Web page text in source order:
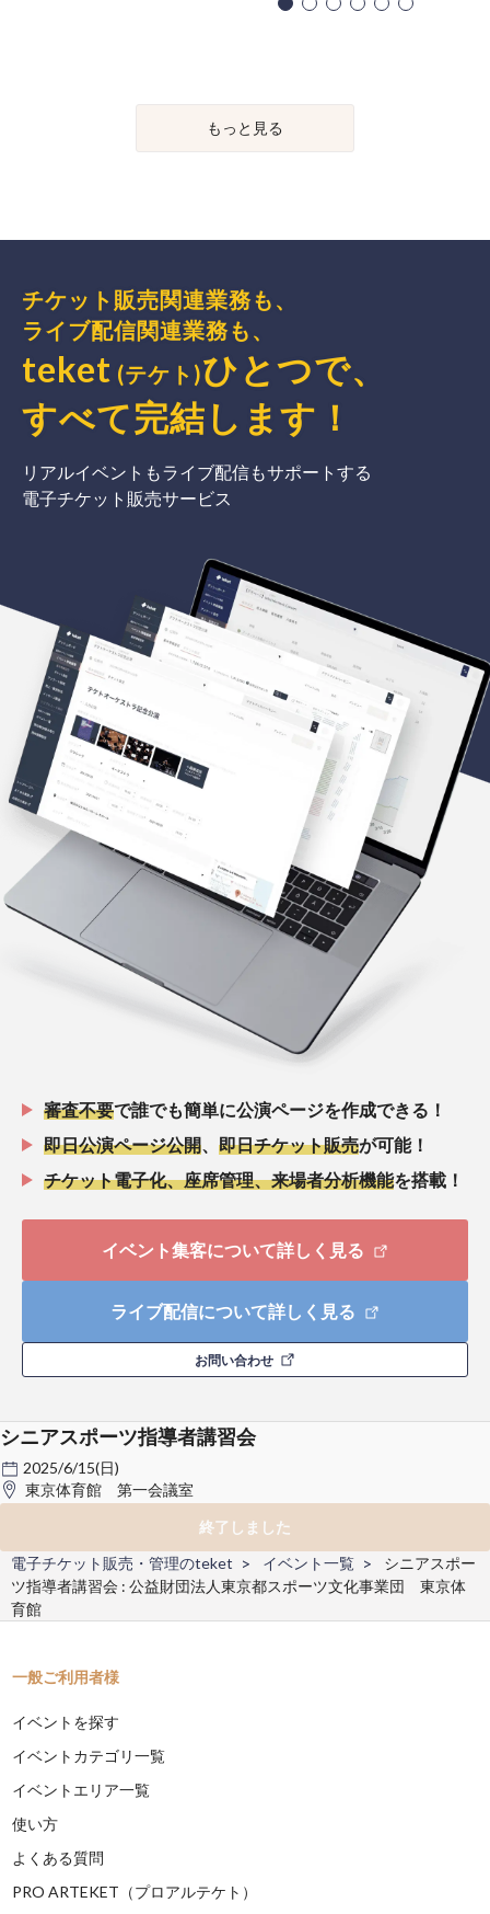
もっと見る
チケット販売関連業務も、
ライブ配信関連業務も、
teket (テケト)ひとつで、
すべて完結 します ！
リアルイベントもライブ配信もサポートする
電子チケット販売サービス
審査不要で誰でも簡単に公演ページを作成できる！
即日公演ページ公開
即日チケット販売が可能！
チケット電子化、座席管理、来場者分析機能を搭載！
イベント集客について詳しく見る
ライブ配信について詳しく見る
お問い合わせ
シニアスポーツ指導者講習会
2025/6/15(日)
東京体育館 第一会議室
終了しました
電子チケット販売・管理のteket
イベント一覧
シニアスポー
ツ指導者講習会 : 公益財団法人東京都スポーツ文化事業団 東京体
育館
一般ご利用者様
イベントを探す
イベントカテゴリ一覧
イベントエリア一覧
使い方
よくある質問
PRO ARTEKET（プロアルテケト）